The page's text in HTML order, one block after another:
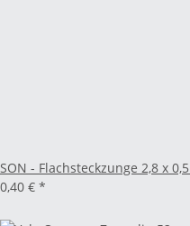
SON - Flachsteckzunge 2,8 x
0,40 € *